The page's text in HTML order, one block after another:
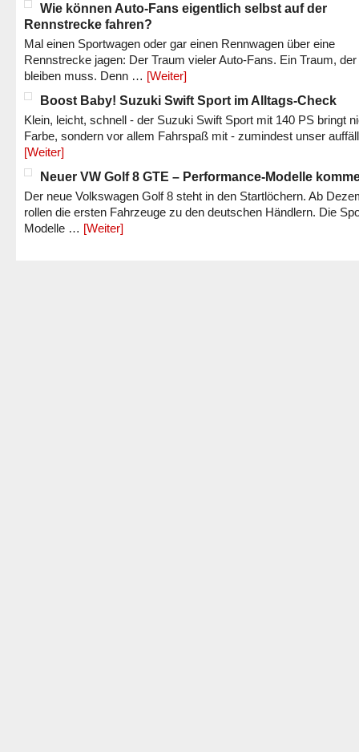
Wie können Auto-Fans eigentlich selbst auf der
Rennstrecke fahren?
Mal einen Sportwagen oder gar einen Rennwagen über eine
Rennstrecke jagen: Der Traum vieler Auto-Fans. Ein Traum,
bleiben muss. Denn … [Weiter]
Boost Baby! Suzuki Swift Sport im Alltags-Check
Klein, leicht, schnell - der Suzuki Swift Sport mit 140 PS bringt
Farbe, sondern vor allem Fahrspaß mit - zumindest unser
[Weiter]
Neuer VW Golf 8 GTE – Performance-Modelle
Der neue Volkswagen Golf 8 steht in den Startlöchern. Ab
rollen die ersten Fahrzeuge zu den deutschen Händlern. Die
Modelle … [Weiter]